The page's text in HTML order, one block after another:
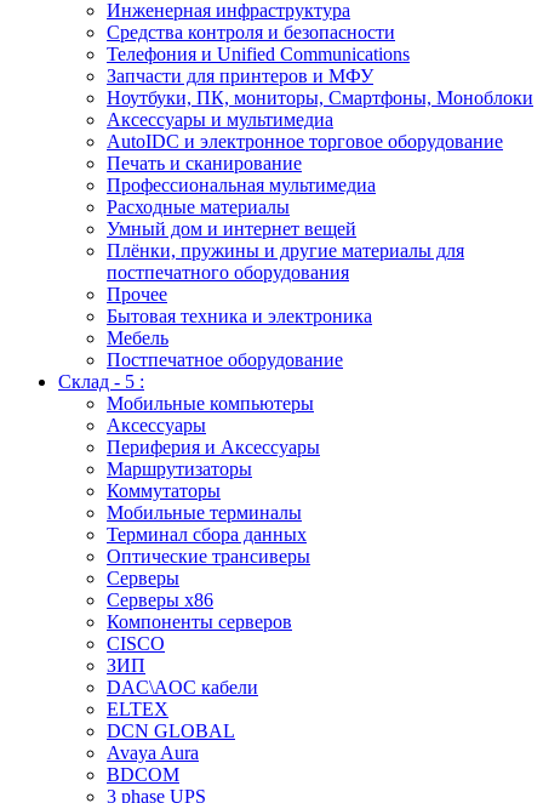
Инженерная инфраструктура
Средства контроля и безопасности
Телефония и Unified Communications
Запчасти для принтеров и МФУ
Ноутбуки, ПК, мониторы, Смартфоны, Моноблоки
Аксессуары и мультимедиа
AutoIDC и электронное торговое оборудование
Печать и сканирование
Профессиональная мультимедиа
Расходные материалы
Умный дом и интернет вещей
Плёнки, пружины и другие материалы для
постпечатного оборудования
Прочее
Бытовая техника и электроника
Мебель
Постпечатное оборудование
Склад - 5 :
Мобильные компьютеры
Аксессуары
Периферия и Аксессуары
Маршрутизаторы
Коммутаторы
Мобильные терминалы
Терминал сбора данных
Оптические трансиверы
Серверы
Серверы x86
Компоненты серверов
CISCO
ЗИП
DAC\AOC кабели
ELTEX
DCN GLOBAL
Avaya Aura
BDCOM
3 phase UPS